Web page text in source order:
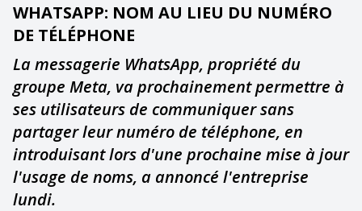
WHATSAPP: NOM AU LIEU DU NUMÉRO
DE TÉLÉPHONE
La messagerie WhatsApp, propriété du
groupe Meta, va prochainement permettre à
ses utilisateurs de communiquer sans
partager leur numéro de téléphone, en
introduisant lors d'une prochaine mise à jour
l'usage de noms, a annoncé l'entreprise
lundi.